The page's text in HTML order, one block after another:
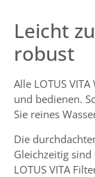
Leicht
robust
Alle LOTUS
und bedienen.
Sie reines
Die
Gleichzeitig
LOTUS VITA